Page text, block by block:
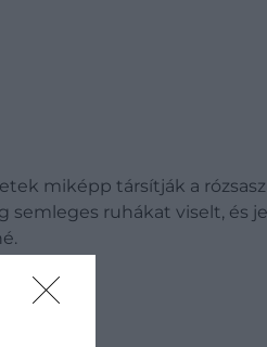
miképp társítják a
semleges ruhákat viselt, és